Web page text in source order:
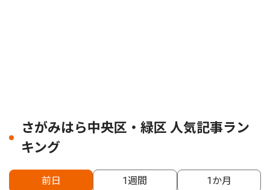
さがみはら中央区・緑区 人気記事ラン
キング
前日 1週間 1か月